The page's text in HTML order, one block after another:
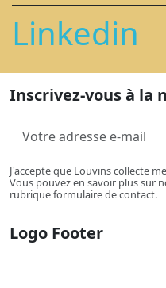
Linkedin
Inscrivez-vous à la
J'accepte que Louvins collecte
Vous pouvez en savoir plus sur
rubrique formulaire de contact.
Logo Footer